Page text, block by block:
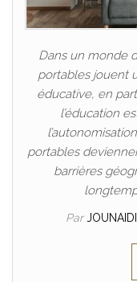
Dans un monde
portables jouent
éducative, en
l’éducation
portables
barrières
Par